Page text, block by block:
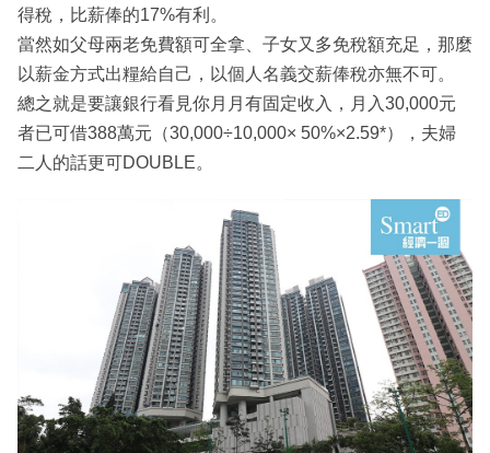
得稅，比薪俸的17%有利。
當然如父母兩老免費額可全拿、子女又多免稅額充足，那麼
以薪金方式出糧給自己，以個人名義交薪俸稅亦無不可。
總之就是要讓銀行看見你月月有固定收入，月入30,000元
者已可借388萬元（30,000÷10,000× 50%×2.59*），夫婦
二人的話更可DOUBLE。